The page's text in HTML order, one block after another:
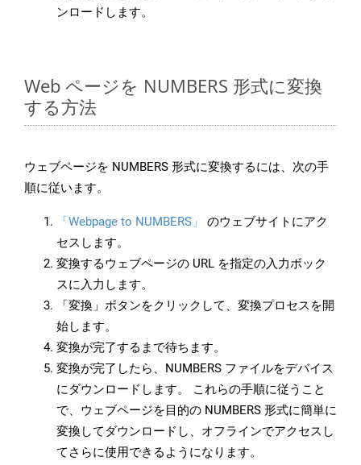
ンロードします。
Web ページを NUMBERS 形式に変換
する方法
ウェブページを NUMBERS 形式に変換するには、次の手
順に従います。
「Webpage to NUMBERS」
のウェブサイトにアク
セスします。
変換するウェブページの URL を指定の入力ボック
スに入力します。
「変換」ボタンをクリックして、変換プロセスを開
始します。
変換が完了するまで待ちます。
変換が完了したら、NUMBERS ファイルをデバイス
にダウンロードします。 これらの手順に従うこと
で、ウェブページを目的の NUMBERS 形式に簡単に
変換してダウンロードし、オフラインでアクセスし
てさらに使用できるようになります。